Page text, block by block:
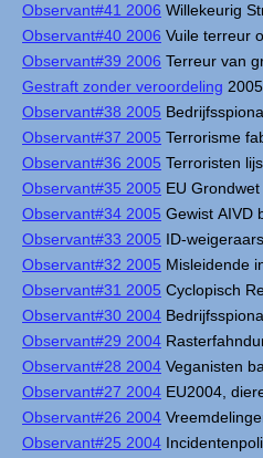
Observant#41 2006 Willekeurig
Observant#40 2006 Vuile terreur
Observant#39 2006 Terreur van
Gestraft zonder veroordeling 2005
Observant#38 2005
Observant#37 2005 Terrorisme
Observant#36 2005 Terroristen
Observant#35 2005 EU Grondwet
Observant#34 2005 Gewist AIVD
Observant#33 2005 ID-
Observant#32 2005 Misleidende
Observant#31 2005 Cyclopisch
Observant#30 2004
Observant#29 2004
Observant#28 2004 Veganisten
Observant#27 2004 EU2004,
Observant#26 2004
Observant#25 2004